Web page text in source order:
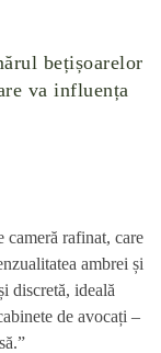
bețișoarelor
va influența
cameră rafinat, care
ambrei și
discretă, ideală
de avocați –